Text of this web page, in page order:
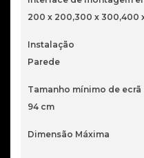
200 x 200,300 x 300,400
Instalação
Parede
Tamanho mínimo de ecrã
94 cm
Dimensão Máxima